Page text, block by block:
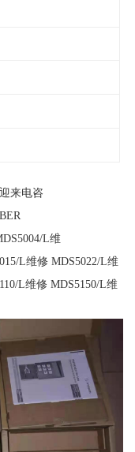
来电咨
L维
L维修 MDS5022/L维
L维修 MDS5150/L维